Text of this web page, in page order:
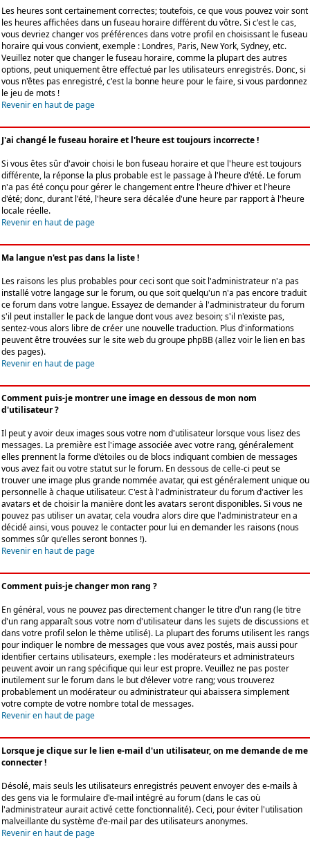
Les heures sont certainement correctes; toutefois, ce que vous pouvez voir sont
les heures affichées dans un fuseau horaire différent du vôtre. Si c'est le cas,
vous devriez changer vos préférences dans votre profil en choisissant le fuseau
horaire qui vous convient, exemple : Londres, Paris, New York, Sydney, etc.
Veuillez noter que changer le fuseau horaire, comme la plupart des autres
options, peut uniquement être effectué par les utilisateurs enregistrés. Donc, si
vous n'êtes pas enregistré, c'est la bonne heure pour le faire, si vous pardonnez
le jeu de mots !
Revenir en haut de page
J'ai changé le fuseau horaire et l'heure est toujours incorrecte !
Si vous êtes sûr d'avoir choisi le bon fuseau horaire et que l'heure est toujours
différente, la réponse la plus probable est le passage à l'heure d'été. Le forum
n'a pas été conçu pour gérer le changement entre l'heure d'hiver et l'heure
d'été; donc, durant l'été, l'heure sera décalée d'une heure par rapport à l'heure
locale réelle.
Revenir en haut de page
Ma langue n'est pas dans la liste !
Les raisons les plus probables pour ceci sont que soit l'administrateur n'a pas
installé votre langage sur le forum, ou que soit quelqu'un n'a pas encore traduit
ce forum dans votre langue. Essayez de demander à l'administrateur du forum
s'il peut installer le pack de langue dont vous avez besoin; s'il n'existe pas,
sentez-vous alors libre de créer une nouvelle traduction. Plus d'informations
peuvent être trouvées sur le site web du groupe phpBB (allez voir le lien en bas
des pages).
Revenir en haut de page
Comment puis-je montrer une image en dessous de mon nom
d'utilisateur ?
Il peut y avoir deux images sous votre nom d'utilisateur lorsque vous lisez des
messages. La première est l'image associée avec votre rang, généralement
elles prennent la forme d'étoiles ou de blocs indiquant combien de messages
vous avez fait ou votre statut sur le forum. En dessous de celle-ci peut se
trouver une image plus grande nommée avatar, qui est généralement unique ou
personnelle à chaque utilisateur. C'est à l'administrateur du forum d'activer les
avatars et de choisir la manière dont les avatars seront disponibles. Si vous ne
pouvez pas utiliser un avatar, cela voudra alors dire que l'administrateur en a
décidé ainsi, vous pouvez le contacter pour lui en demander les raisons (nous
sommes sûr qu'elles seront bonnes !).
Revenir en haut de page
Comment puis-je changer mon rang ?
En général, vous ne pouvez pas directement changer le titre d'un rang (le titre
d'un rang apparaît sous votre nom d'utilisateur dans les sujets de discussions et
dans votre profil selon le thème utilisé). La plupart des forums utilisent les rangs
pour indiquer le nombre de messages que vous avez postés, mais aussi pour
identifier certains utilisateurs, exemple : les modérateurs et administrateurs
peuvent avoir un rang spécifique qui leur est propre. Veuillez ne pas poster
inutilement sur le forum dans le but d'élever votre rang; vous trouverez
probablement un modérateur ou administrateur qui abaissera simplement
votre compte de votre nombre total de messages.
Revenir en haut de page
Lorsque je clique sur le lien e-mail d'un utilisateur, on me demande de me
connecter !
Désolé, mais seuls les utilisateurs enregistrés peuvent envoyer des e-mails à
des gens via le formulaire d'e-mail intégré au forum (dans le cas où
l'administrateur aurait activé cette fonctionnalité). Ceci, pour éviter l'utilisation
malveillante du système d'e-mail par des utilisateurs anonymes.
Revenir en haut de page